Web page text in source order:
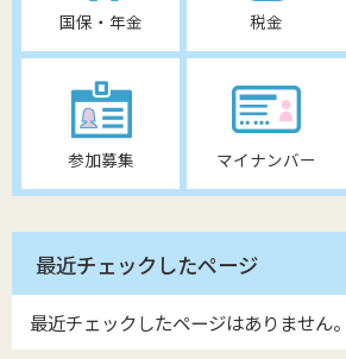
国保・年金 税金
参加募集 マイナンバー
最近チェックしたページ
最近チェックしたページはありません。